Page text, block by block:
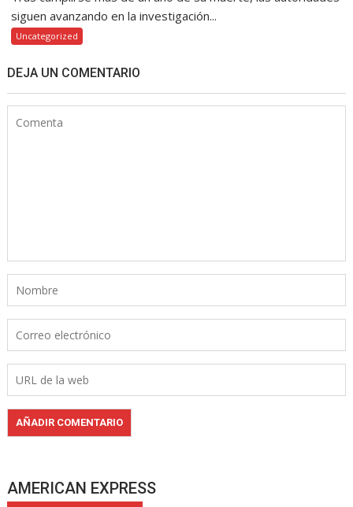
siguen avanzando en la investigación...
Uncategorized
DEJA UN COMENTARIO
AMERICAN EXPRESS